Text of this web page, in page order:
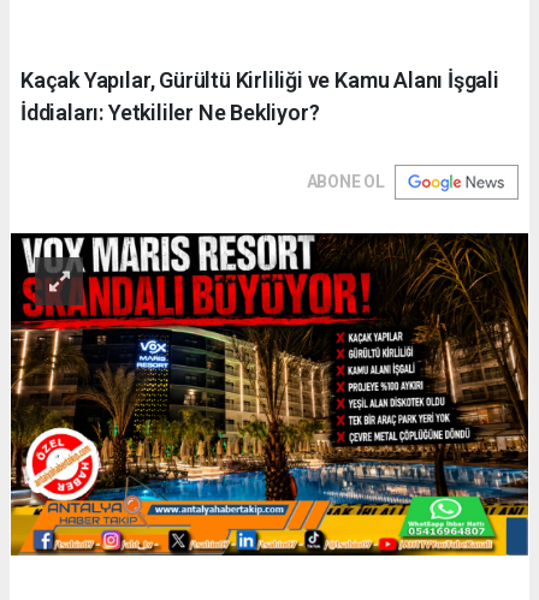
Kaçak Yapılar, Gürültü Kirliliği ve Kamu Alanı İşgali
İddiaları: Yetkililer Ne Bekliyor?
ABONE OL